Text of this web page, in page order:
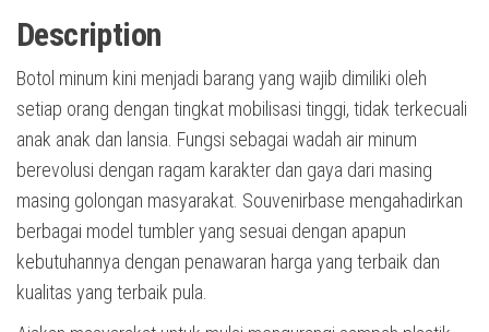
Description
Botol minum kini menjadi barang yang wajib dimiliki oleh
setiap orang dengan tingkat mobilisasi tinggi, tidak terkecuali
anak anak dan lansia. Fungsi sebagai wadah air minum
berevolusi dengan ragam karakter dan gaya dari masing
masing golongan masyarakat. Souvenirbase mengahadirkan
berbagai model tumbler yang sesuai dengan apapun
kebutuhannya dengan penawaran harga yang terbaik dan
kualitas yang terbaik pula.